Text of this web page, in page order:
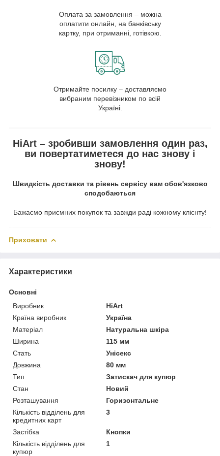
Оплата за замовлення – можна
оплатити онлайн, на банківську
картку, при отриманні, готівкою.
Отримайте посилку – доставляємо
вибраним перевізником по всій
Україні.
HiArt – зробивши замовлення один раз,
ви повертатиметеся до нас знову і
знову!
Швидкість доставки та рівень сервісу вам обов'язково
сподобаються
Бажаємо приємних покупок та завжди раді кожному клієнту!
Приховати
Характеристики
Основні
Виробник
HiArt
Країна виробник
Україна
Матеріал
Натуральна шкіра
Ширина
115 мм
Стать
Унісекс
Довжина
80 мм
Тип
Затискач для купюр
Стан
Новий
Розташування
Горизонтальне
Кількість відділень для
кредитних карт
3
Застібка
Кнопки
Кількість відділень для
купюр
1